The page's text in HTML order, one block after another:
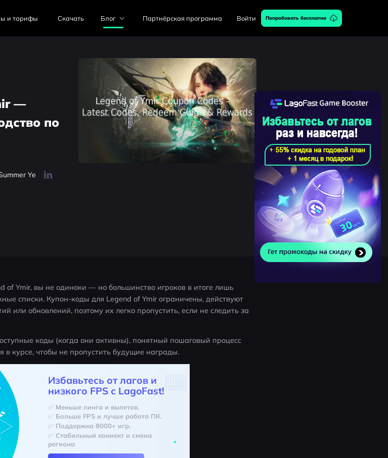
и тарифы Скачать Блог Партнёрская программа Войти Попробовать бесплатно
—
по
Ye
of Ymir, вы не одиноки — но большинство игроков в итоге лишь
списки. Купон-коды для Legend of Ymir ограничены, действуют
или обновлений, поэтому их легко пропустить, если не следить за
коды (когда они активны), понятный пошаговый процесс
в курсе, чтобы не пропустить будущие награды.
Избавьтесь от лагов и
низкого FPS с LagoFast!
✅ Меньше пинга и вылетов.
✅ Больше FPS и лучше работа ПК.
✅ Поддержка 8000+ игр.
✅ Стабильный коннект и смена
региона